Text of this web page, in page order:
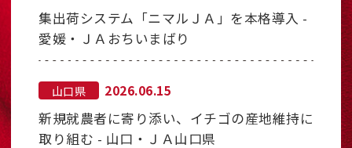
集出荷システム「ニマルＪＡ」を本格導入 -
愛媛・ＪＡおちいまばり
山口県 2026.06.15
新規就農者に寄り添い、イチゴの産地維持に
取り組む - 山口・ＪＡ山口県